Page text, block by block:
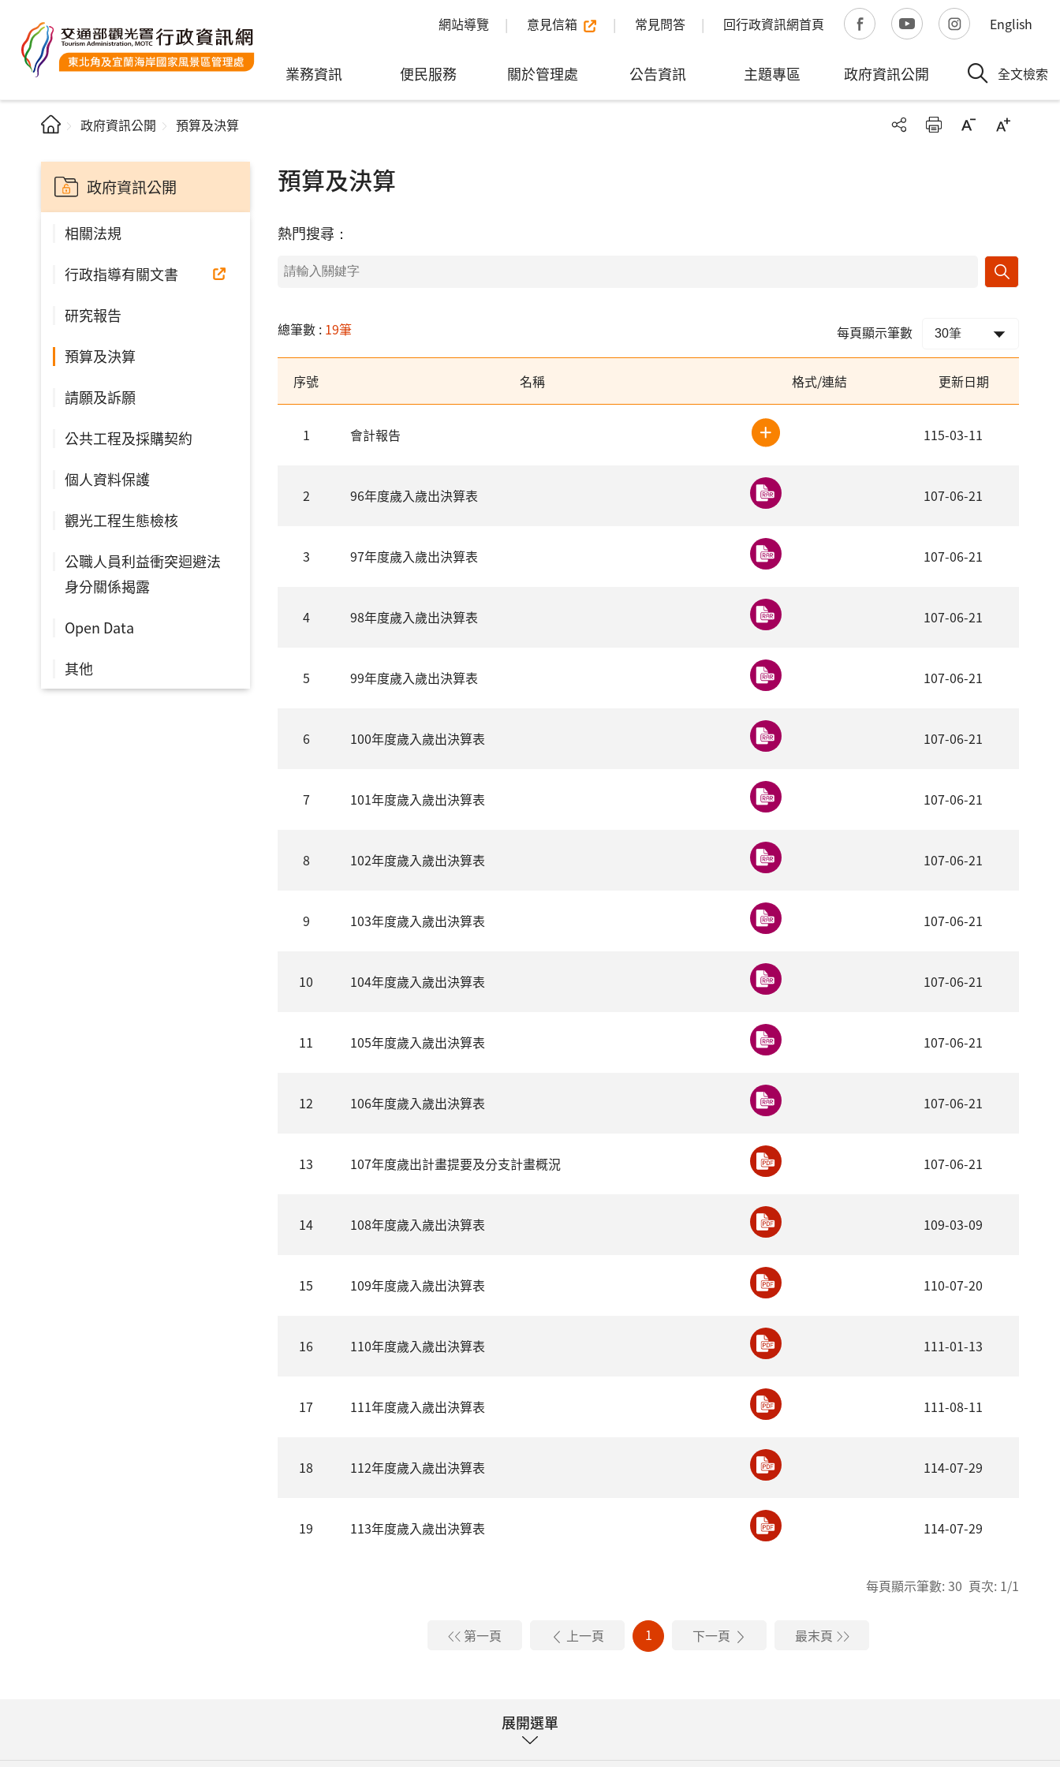
網站導覽 意見信箱 常見問答 回行政資訊網首頁 English
業務資訊 便民服務 關於管理處 公告資訊 主題專區 政府資訊公開 全文檢索
政府資訊公開 預算及決算
政府資訊公開
相關法規
行政指導有關文書
研究報告
預算及決算
請願及訴願
公共工程及採購契約
個人資料保護
觀光工程生態檢核
公職人員利益衝突迴避法
身分關係揭露
Open Data
其他
預算及決算
熱門搜尋：
總筆數 : 19筆 每頁顯示筆數
序號 名稱 格式/連結 更新日期
1 會計報告 115-03-11
2 96年度歲入歲出決算表 107-06-21
3 97年度歲入歲出決算表 107-06-21
4 98年度歲入歲出決算表 107-06-21
5 99年度歲入歲出決算表 107-06-21
6 100年度歲入歲出決算表 107-06-21
7 101年度歲入歲出決算表 107-06-21
8 102年度歲入歲出決算表 107-06-21
9 103年度歲入歲出決算表 107-06-21
10 104年度歲入歲出決算表 107-06-21
11 105年度歲入歲出決算表 107-06-21
12 106年度歲入歲出決算表 107-06-21
13 107年度歲出計畫提要及分支計畫概況 107-06-21
14 108年度歲入歲出決算表 109-03-09
15 109年度歲入歲出決算表 110-07-20
16 110年度歲入歲出決算表 111-01-13
17 111年度歲入歲出決算表 111-08-11
18 112年度歲入歲出決算表 114-07-29
19 113年度歲入歲出決算表 114-07-29
每頁顯示筆數: 30 頁次: 1/1
第一頁 上一頁 1 下一頁 最末頁
展開選單